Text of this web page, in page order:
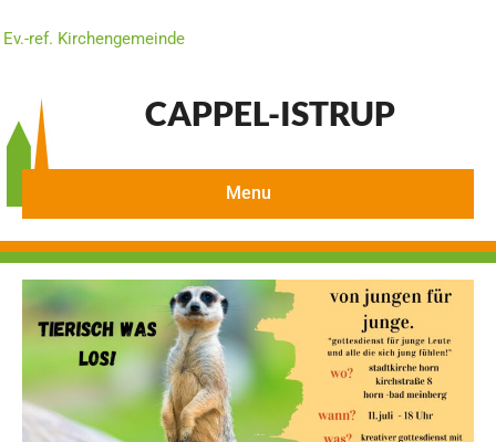
Ev.-ref. Kirchengemeinde
CAPPEL-ISTRUP
Menu